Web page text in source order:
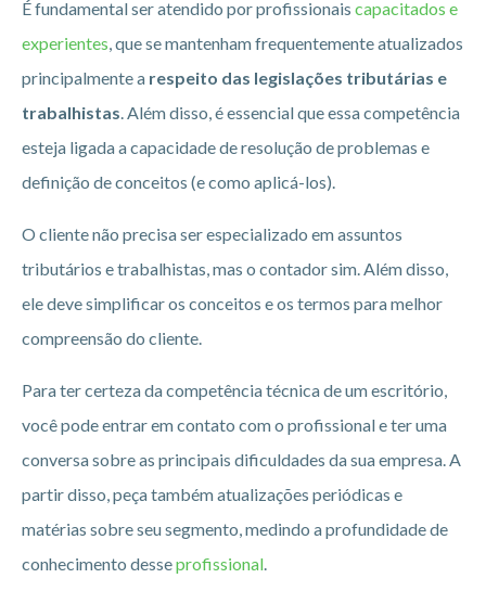
É fundamental ser atendido por profissionais capacitados e
experientes, que se mantenham frequentemente atualizados
principalmente a respeito das legislações tributárias e
trabalhistas. Além disso, é essencial que essa competência
esteja ligada a capacidade de resolução de problemas e
definição de conceitos (e como aplicá-los).
O cliente não precisa ser especializado em assuntos
tributários e trabalhistas, mas o contador sim. Além disso,
ele deve simplificar os conceitos e os termos para melhor
compreensão do cliente.
Para ter certeza da competência técnica de um escritório,
você pode entrar em contato com o profissional e ter uma
conversa sobre as principais dificuldades da sua empresa. A
partir disso, peça também atualizações periódicas e
matérias sobre seu segmento, medindo a profundidade de
conhecimento desseprofissional.